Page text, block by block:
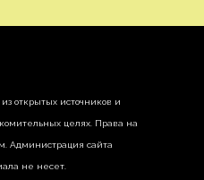
открытых источников и
целях. Права на
Администрация сайта
не несет.